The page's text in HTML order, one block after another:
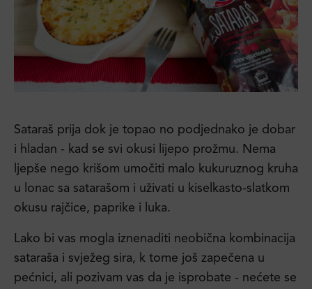
Sataraš prija dok je topao no podjednako je dobar
i hladan - kad se svi okusi lijepo prožmu. Nema
ljepše nego krišom umočiti malo kukuruznog kruha
u lonac sa satarašom i uživati u kiselkasto-slatkom
okusu rajčice, paprike i luka.
Lako bi vas mogla iznenaditi neobična kombinacija
sataraša i svježeg sira, k tome još zapečena u
pećnici, ali pozivam vas da je isprobate - nećete se